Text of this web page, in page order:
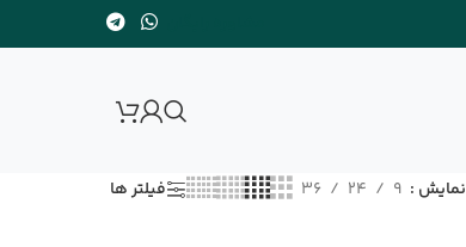
نمایش 9
24
36 فیلتر ها